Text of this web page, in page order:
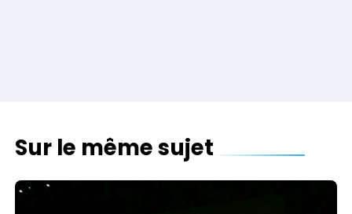
Sur le même sujet